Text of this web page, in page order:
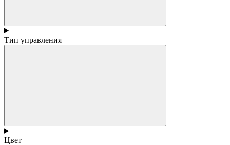
Тип управления
Цвет